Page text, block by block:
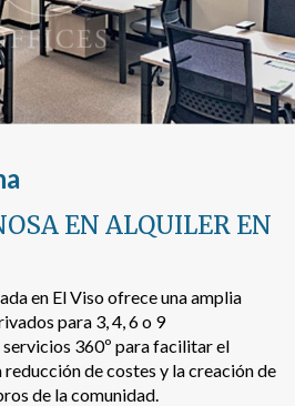
EN ALQUILER EN
en El Viso ofrece una amplia
para 3, 4, 6 o 9
360º para facilitar el
de costes y la creación de
de la comunidad.